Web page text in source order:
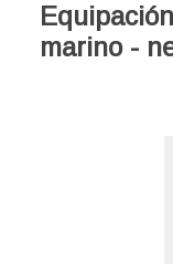
marino -